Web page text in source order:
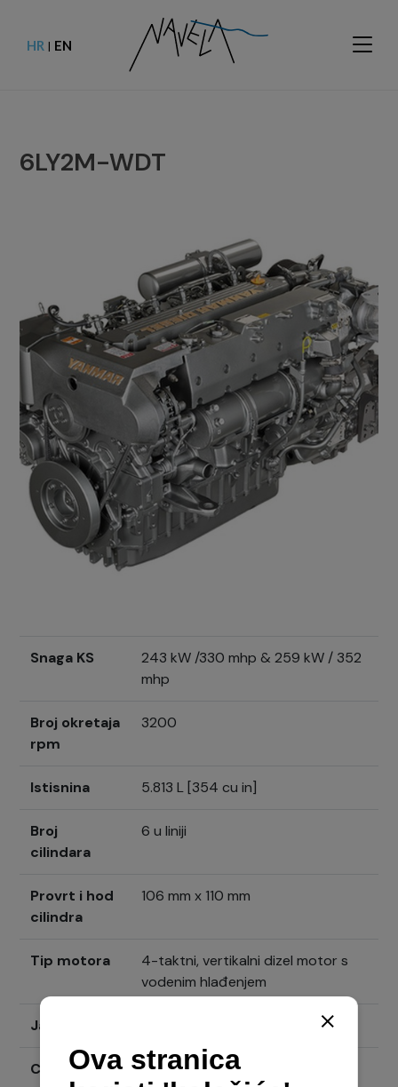
HR | EN
6LY2M-WDT
Snaga KS
243 kW /330 mhp & 259 kW / 352
mhp
Broj okretaja
rpm
3200
Istisnina 5.813 L [354 cu in]
Broj
cilindara
6 u liniji
Provrt i hod
cilindra
106 mm x 110 mm
Tip motora
4-taktni, vertikalni dizel motor s
vodenim hlađenjem
Jamstvo 2 + 3 godine produženo jamstvo
Cijena